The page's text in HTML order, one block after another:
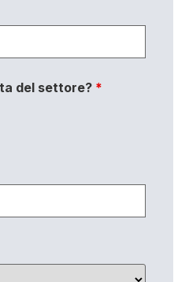
del settore? *